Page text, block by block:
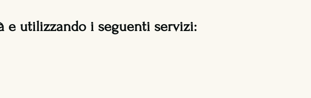
e utilizzando i seguenti servizi: